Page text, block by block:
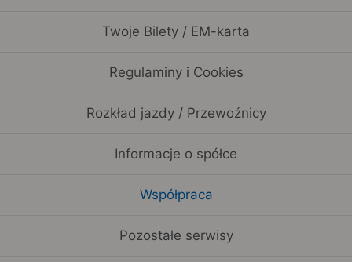
Twoje Bilety / EM-karta
Regulaminy i Cookies
Rozkład jazdy / Przewoźnicy
Informacje o spółce
Współpraca
Pozostałe serwisy